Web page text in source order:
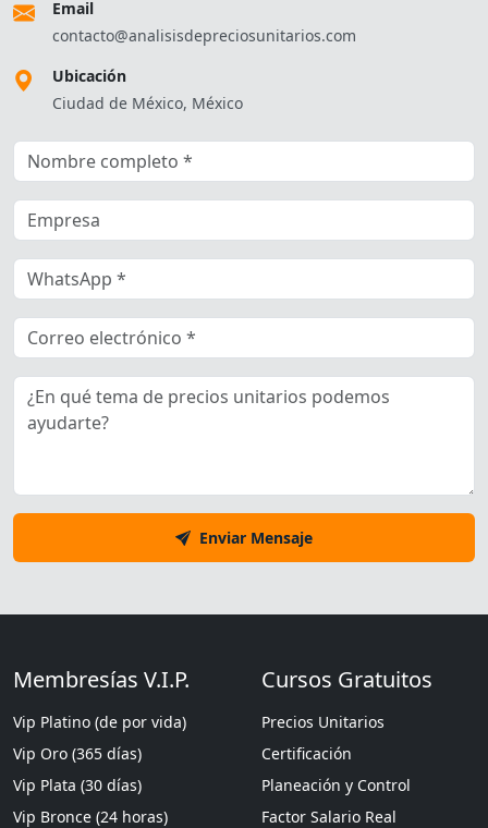
Email
contacto@analisisdepreciosunitarios.com
Ubicación
Ciudad de México, México
Enviar Mensaje
Membresías V.I.P.
Vip Platino (de por vida)
Vip Oro (365 días)
Vip Plata (30 días)
Vip Bronce (24 horas)
Cursos Gratuitos
Precios Unitarios
Certificación
Planeación y Control
Factor Salario Real